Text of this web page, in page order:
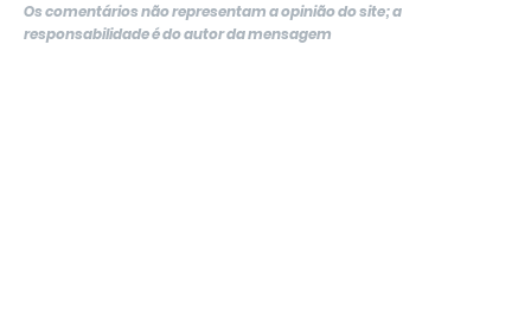
Os comentários não representam a opinião do site; a
responsabilidade é do autor da mensagem